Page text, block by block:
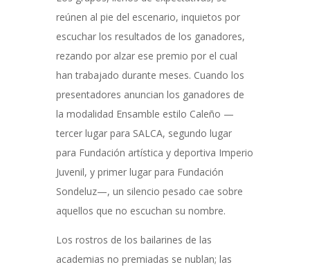
reúnen al pie del escenario, inquietos por
escuchar los resultados de los ganadores,
rezando por alzar ese premio por el cual
han trabajado durante meses. Cuando los
presentadores anuncian los ganadores de
la modalidad Ensamble estilo Caleño —
tercer lugar para SALCA, segundo lugar
para Fundación artística y deportiva Imperio
Juvenil, y primer lugar para Fundación
Sondeluz—, un silencio pesado cae sobre
aquellos que no escuchan su nombre.
Los rostros de los bailarines de las
academias no premiadas se nublan; las